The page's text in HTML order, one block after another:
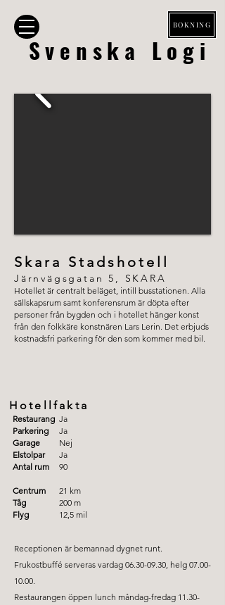
BOKNING
Svenska Logi
Skara Stadshotell
Järnvägsgatan 5, SKARA
Hotellet är centralt beläget, intill busstationen. Alla
sällskapsrum samt konferensrum är döpta efter
personer från bygden och i hotellet hänger konst
från den folkkäre konstnären Lars Lerin. Det erbjuds
kostnadsfri parkering för den som kommer med bil.
Hotellfakta
Restaurang
Parkering
Garage
Elstolpar
Antal rum
Centrum
Tåg
Flyg
Ja
Ja
Nej
Ja
90
21 km
200 m
12,5 mil
Receptionen är bemannad dygnet runt.
Frukostbuffé serveras vardag 06.30-09.30, helg 07.00-
10.00.
Restaurangen öppen lunch måndag-fredag 11.30-